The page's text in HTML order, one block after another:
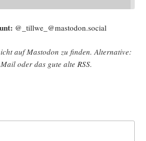
@_tillwe_@mastodon.social
auf Mast­o­don zu fin­den. Alter­na­ti­ve:
oder das gute alte RSS.